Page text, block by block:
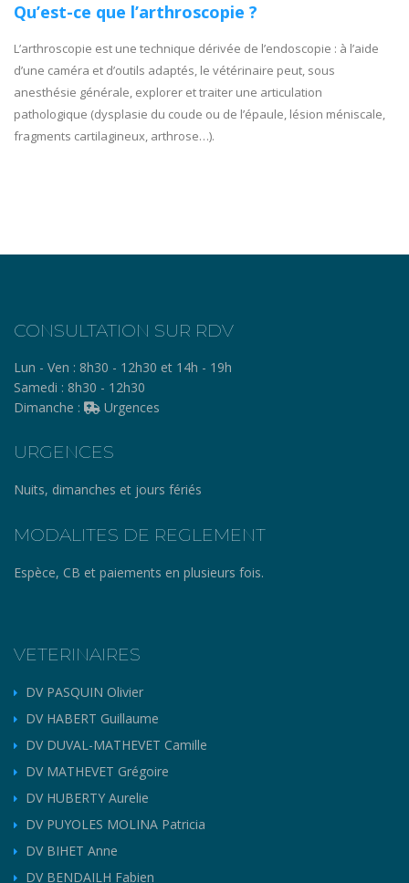
Qu’est-ce que l’arthroscopie ?
L’arthroscopie est une technique dérivée de l’endoscopie : à l’aide
d’une caméra et d’outils adaptés, le vétérinaire peut, sous
anesthésie générale, explorer et traiter une articulation
pathologique (dysplasie du coude ou de l’épaule, lésion méniscale,
fragments cartilagineux, arthrose…).
CONSULTATION SUR RDV
Lun - Ven : 8h30 - 12h30 et 14h - 19h
Samedi : 8h30 - 12h30
Dimanche :
Urgences
URGENCES
Nuits, dimanches et jours fériés
MODALITES DE REGLEMENT
Espèce, CB et paiements en plusieurs fois.
VETERINAIRES
DV PASQUIN Olivier
DV HABERT Guillaume
DV DUVAL-MATHEVET Camille
DV MATHEVET Grégoire
DV HUBERTY Aurelie
DV PUYOLES MOLINA Patricia
DV BIHET Anne
DV BENDAILH Fabien